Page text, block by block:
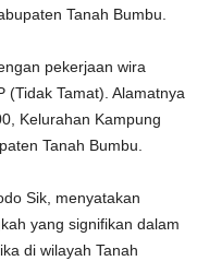
Tanah Bumbu.
pekerjaan wira
(Tidak Tamat). Alamatnya
Kelurahan Kampung
Tanah Bumbu.
Sik, menyatakan
yang signifikan dalam
di wilayah Tanah